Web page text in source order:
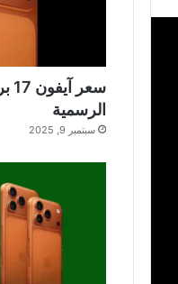
الرسمية
سبتمبر 9, 2025